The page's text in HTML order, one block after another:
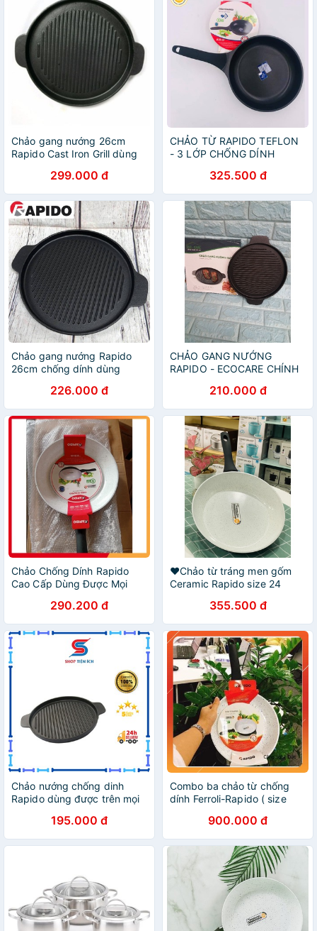
Chảo gang nướng 26cm
Rapido Cast Iron Grill dùng
299.000 đ
CHẢO TỪ RAPIDO TEFLON
- 3 LỚP CHỐNG DÍNH
325.500 đ
Chảo gang nướng Rapido
26cm chống dính dùng
226.000 đ
CHẢO GANG NƯỚNG
RAPIDO - ECOCARE CHÍNH
210.000 đ
Chảo Chống Dính Rapido
Cao Cấp Dùng Được Mọi
Bằng Nhôm Đúc Nguyên
Khối, Có ảnh thật sản phẩm
290.200 đ
❤️Chảo từ tráng men gốm
Ceramic Rapido size 24
355.500 đ
Chảo nướng chống dinh
Rapido dùng được trên mọi
195.000 đ
Combo ba chảo từ chống
dính Ferroli-Rapido ( size
900.000 đ